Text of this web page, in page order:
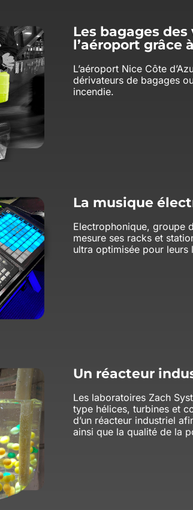
Les bagages
l’aéroport grâce
L’aéroport Nice Côte
dérivateurs de bagages
incendie.
La musique
Electrophonique, groupe
mesure ses racks et
ultra optimisée pour leurs
Un réacteur
Les laboratoires Zach
type hélices, turbines et
d’un réacteur industriel
ainsi que la qualité de la